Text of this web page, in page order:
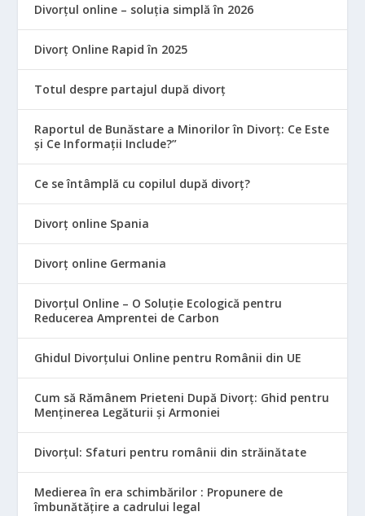
Divorțul online – soluția simplă în 2026
Divorț Online Rapid în 2025
Totul despre partajul după divorț
Raportul de Bunăstare a Minorilor în Divorț: Ce Este
și Ce Informații Include?”
Ce se întâmplă cu copilul după divorț?
Divorț online Spania
Divorț online Germania
Divorțul Online – O Soluție Ecologică pentru
Reducerea Amprentei de Carbon
Ghidul Divorțului Online pentru Românii din UE
Cum să Rămânem Prieteni După Divorț: Ghid pentru
Menținerea Legăturii și Armoniei
Divorțul: Sfaturi pentru românii din străinătate
Medierea în era schimbărilor : Propunere de
îmbunătățire a cadrului legal